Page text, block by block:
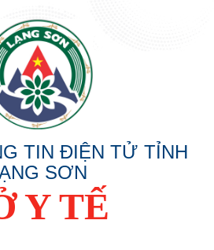
TIN ĐIỆN TỬ TỈNH
SƠN
Y TẾ